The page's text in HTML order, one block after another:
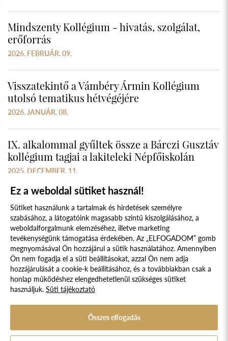
Mindszenty Kollégium - hivatás, szolgálat,
erőforrás
2026. FEBRUÁR. 09.
Visszatekintő a Vámbéry Ármin Kollégium
utolsó tematikus hétvégéjére
2026. JANUÁR. 08.
IX. alkalommal gyűltek össze a Bárczi Gusztáv
kollégium tagjai a lakiteleki Népfőiskolán
2025. DECEMBER. 11.
Süti szabályzat Adatvédelmi nyilatkozat
Jogi nyilatkozat
© 2017 - 2026 NÉPFŐISKOLA ALAPÍTVÁNY, LAKITELEK. MINDEN JOG
Ez a weboldal sütiket használ!
Sütiket használunk a tartalmak és hirdetések személyre
szabásához, a látogatóink magasabb szintű kiszolgálásához, a
weboldalforgalmunk elemzéséhez, illetve marketing
tevékenységünk támogatása érdekében. Az „ELFOGADOM” gomb
megnyomásával Ön hozzájárul a sütik használatához. Amennyiben
Ön nem fogadja el a süti beállításokat, azzal Ön nem adja
hozzájárulását a cookie-k beállításához, és a továbbiakban csak a
honlap működéshez elengedhetetlenül szükséges sütiket
használjuk. Süti tájékoztató
Összes elfogadás